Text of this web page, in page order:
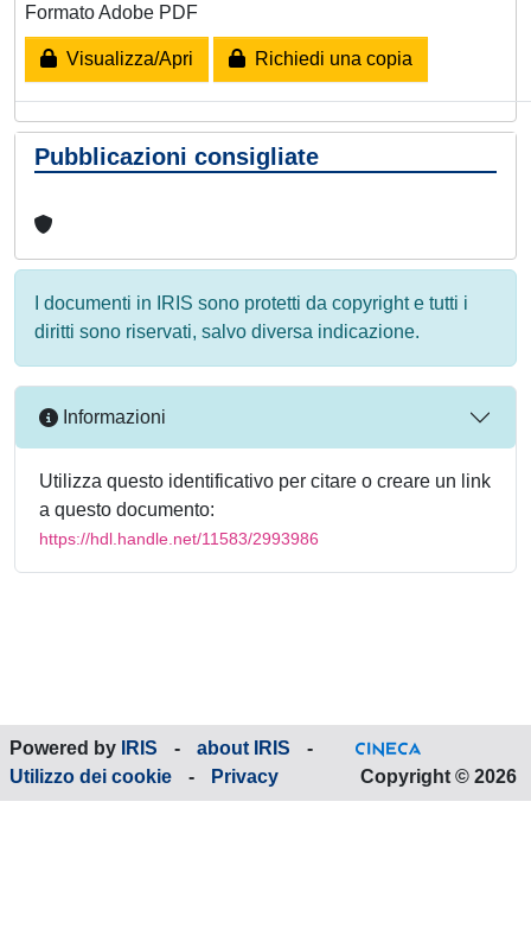
Formato Adobe PDF
Visualizza/Apri Richiedi una copia
Pubblicazioni consigliate
I documenti in IRIS sono protetti da copyright e tutti i
diritti sono riservati, salvo diversa indicazione.
Informazioni
Utilizza questo identificativo per citare o creare un link
a questo documento:
https://hdl.handle.net/11583/2993986
Powered by IRIS - about IRIS
-
Utilizzo dei cookie
- Privacy Copyright © 2026